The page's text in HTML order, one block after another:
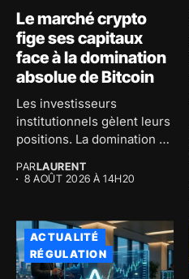
Le marché crypto
fige ses capitaux
face à la domination
absolue de Bitcoin
Les investisseurs
institutionnels gèlent leurs
positions. La domination de
PARLAURENT
8 AOÛT 2026 À 14H20
ACTUALITÉ
RÉGULATION